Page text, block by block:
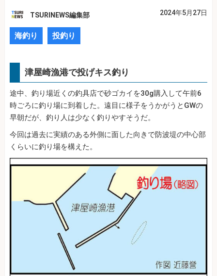
TSURINEWS編集部 2024年5月27日
海釣り 投釣り
津屋崎漁港で投げキス釣り
途中、釣り場近くの釣具店で砂ゴカイを30g購入して午前6
時ごろに釣り場に到着した。遠目に様子をうかがうとGWの
早朝だが、釣り人は少なく釣りやすそうだ。
今回は過去に実績のある外側に面した向きで防波堤の中心部
くらいに釣り場を構えた。